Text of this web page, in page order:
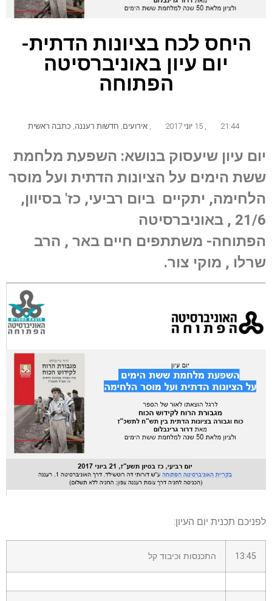
היחס לכח בציונות הדתית-
יום עיון באוניברסיטה
הפתוחה
21:44 אירועים חדשות רעננה כתבה ראשית
יום עיון שיעסוק בנושא: השפעת מלחמת
ששת הימים על הציונות הדתית ועל מוסר
הלחימה, יתקיים ביום רביעי, כז' בסיוון,
21/6 , באוניברסיטה
הפתוחה- משתתפים חיים באר , הרב
שרלו , מוקי צור.
לפניכם תכנית יום העיון:
13:45 התכנסות וכיבוד קל